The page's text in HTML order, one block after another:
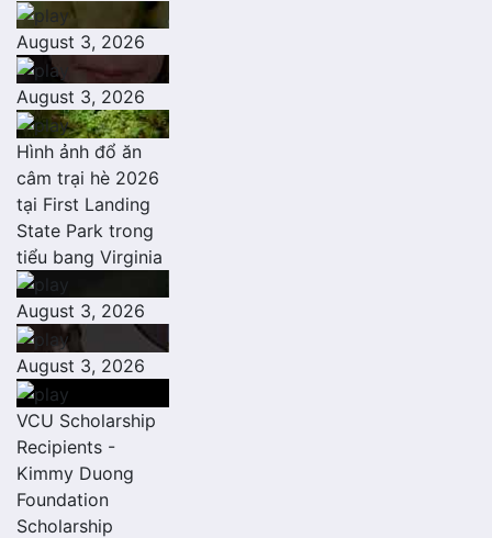
August 3, 2026
August 3, 2026
Hình ảnh đổ ăn
câm trại hè 2026
tại First Landing
State Park trong
tiểu bang Virginia
August 3, 2026
August 3, 2026
VCU Scholarship
Recipients -
Kimmy Duong
Foundation
Scholarship